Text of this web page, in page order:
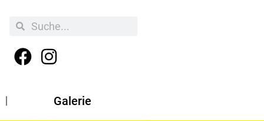
Galerie